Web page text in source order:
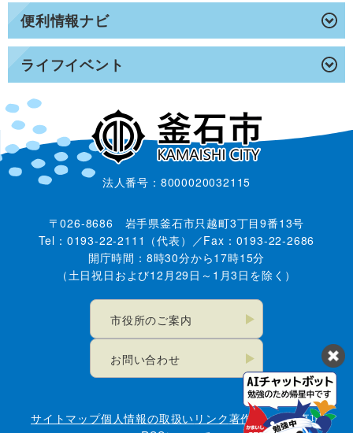
便利情報ナビ
ライフイベント
法人番号：8000020032115
〒026-8686 岩手県釜石市只越町3丁目9番13号
Tel：0193-22-2111（代表）／Fax：0193-22-2686
開庁時間：8時30分から17時15分
（土日祝日および12月29日～1月3日を除く）
市役所のご案内
お問い合わせ
サイトマップ個人情報の取扱い リンク著作権・免責事項